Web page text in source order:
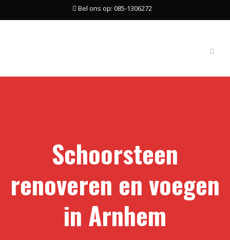
Bel ons op: 085-1306272
Schoorsteen
renoveren en voegen
in Arnhem